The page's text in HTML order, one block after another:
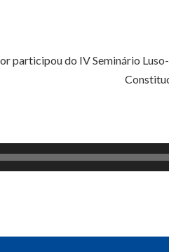
participou do IV Seminário